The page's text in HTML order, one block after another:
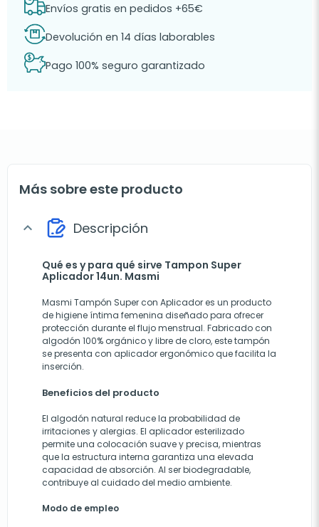
Envíos gratis en pedidos +65€
Devolución en 14 días laborables
Pago 100% seguro garantizado
Más sobre este producto
expand_more Descripción
Qué es y para qué sirve Tampon Super
Aplicador 14un. Masmi
Masmi Tampón Super con Aplicador es un producto
de higiene íntima femenina diseñado para ofrecer
protección durante el flujo menstrual. Fabricado con
algodón 100% orgánico y libre de cloro, este tampón
se presenta con aplicador ergonómico que facilita la
inserción.
Beneficios del producto
El algodón natural reduce la probabilidad de
irritaciones y alergias. El aplicador esterilizado
permite una colocación suave y precisa, mientras
que la estructura interna garantiza una elevada
capacidad de absorción. Al ser biodegradable,
contribuye al cuidado del medio ambiente.
Modo de empleo